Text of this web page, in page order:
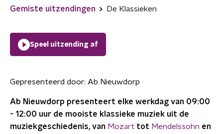
Gemiste uitzendingen De Klassieken
Speel uitzending af
Gepresenteerd door: Ab Nieuwdorp
Ab Nieuwdorp presenteert elke werkdag van 09:00
- 12:00 uur de mooiste klassieke muziek uit de
muziekgeschiedenis, van Mozart tot Mendelssohn en